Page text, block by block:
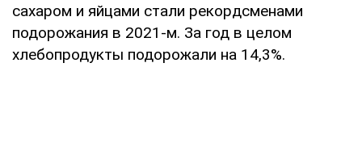
сахаром и яйцами стали рекордсменами
подорожания в 2021-м. За год в целом
хлебопродукты подорожали на 14,3%.